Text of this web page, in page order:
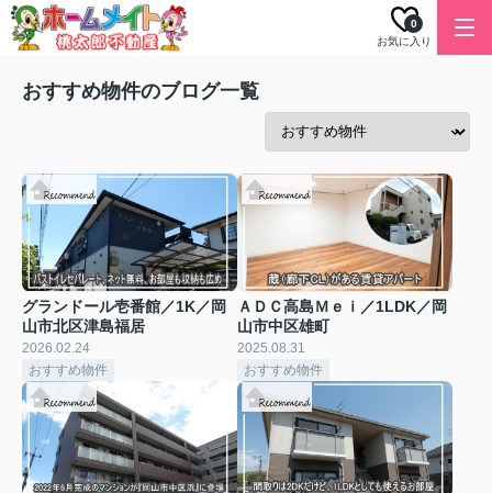
お気に入り
0
おすすめ物件のブログ一覧
グランドール壱番館／1K／岡
山市北区津島福居
2026.02.24
おすすめ物件
ＡＤＣ高島Ｍｅｉ／1LDK／岡
山市中区雄町
2025.08.31
おすすめ物件